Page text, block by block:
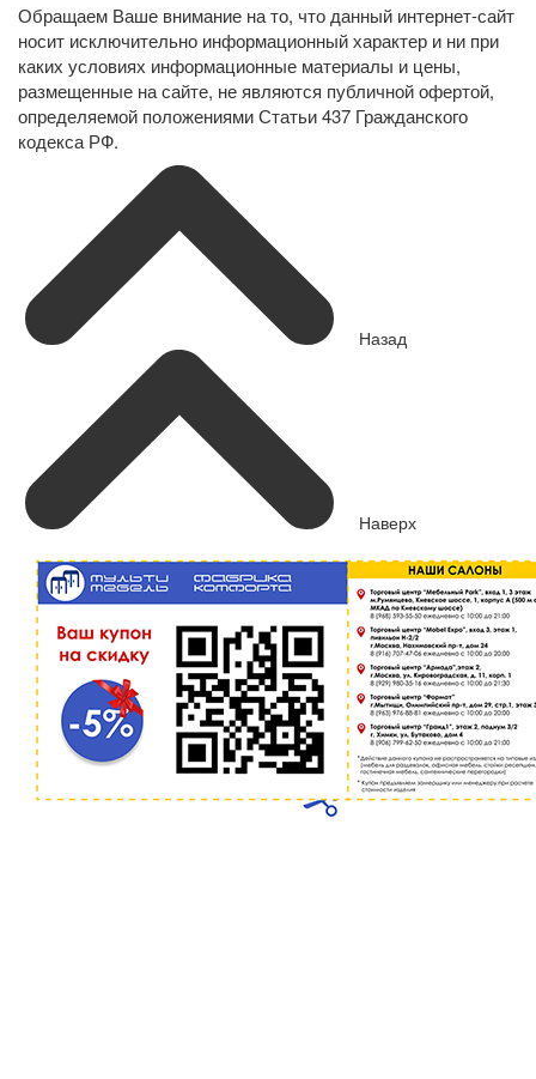
Обращаем Ваше внимание на то, что данный интернет-сайт
носит исключительно информационный характер и ни при
каких условиях информационные материалы и цены,
размещенные на сайте, не являются публичной офертой,
определяемой положениями Статьи 437 Гражданского
кодекса РФ.
Назад
Наверх